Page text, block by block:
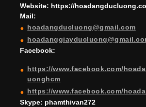
Website: https://
Mail:
hoadangducluong@gmail.com
Facebook:
https://www.facebook.com/
uonghcm
https://www.facebook.com/
Skype: phamthivan272